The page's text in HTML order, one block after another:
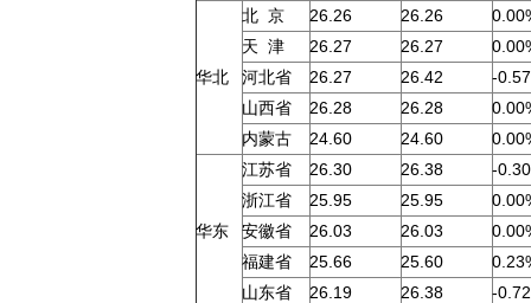
华北
北 京 26.26 26.26
天 津
26.27 26.27
河北省
26.27 26.42
-
山西省
26.28 26.28
内蒙古
24.60 24.60
华东
江苏省 26.30 26.38
-
浙江省
25.95 25.95
安徽省
26.03 26.03
福建省
25.66 25.60
山东省
26.19 26.38 -